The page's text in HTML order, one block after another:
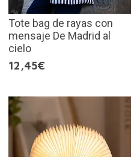
Tote bag de rayas con
mensaje De Madrid al
cielo
12,45€